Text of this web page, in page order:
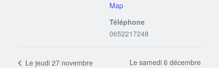
Map
Téléphone
0652217248
Le jeudi 27 novembre
Le samedi 6 décembre